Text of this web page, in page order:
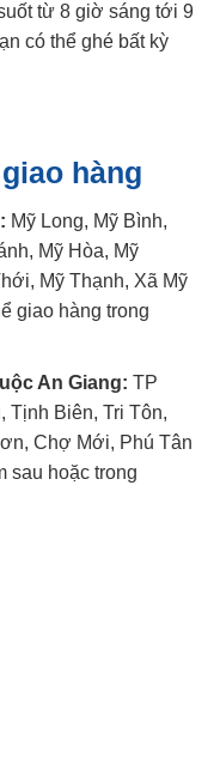
từ 8 giờ sáng tới 9
có thể ghé bất kỳ
hàng
Mỹ Long, Mỹ Bình,
Mỹ Hòa, Mỹ
Mỹ Thạnh, Xã Mỹ
giao hàng trong
An Giang: TP
Tịnh Biên, Tri Tôn,
Chợ Mới, Phú Tân
sau hoặc trong